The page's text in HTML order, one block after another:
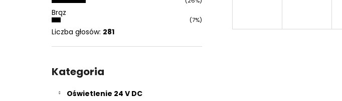
Brąz
(7%)
Liczba głosów: 281
kategorie
Kategoria
Oświetlenie 24 V DC